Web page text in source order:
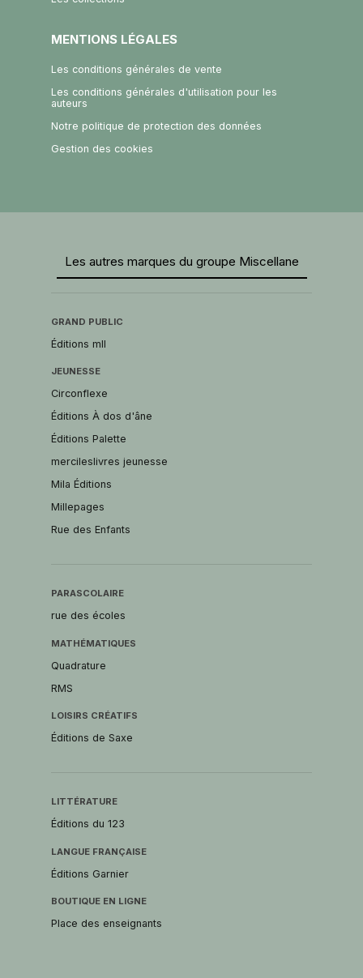
MENTIONS LÉGALES
Les conditions générales de vente
Les conditions générales d'utilisation pour les
auteurs
Notre politique de protection des données
Gestion des cookies
Les autres marques du groupe Miscellane
GRAND PUBLIC
Éditions mll
JEUNESSE
Circonflexe
Éditions À dos d'âne
Éditions Palette
mercileslivres jeunesse
Mila Éditions
Millepages
Rue des Enfants
PARASCOLAIRE
rue des écoles
MATHÉMATIQUES
Quadrature
RMS
LOISIRS CRÉATIFS
Éditions de Saxe
LITTÉRATURE
Éditions du 123
LANGUE FRANÇAISE
Éditions Garnier
BOUTIQUE EN LIGNE
Place des enseignants